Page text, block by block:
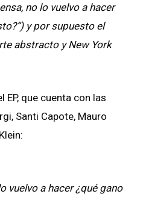
no lo vuelvo a hacer
y por supuesto el
abstracto y New York
que cuenta con las
Santi Capote, Mauro
vuelvo a hacer ¿qué gano